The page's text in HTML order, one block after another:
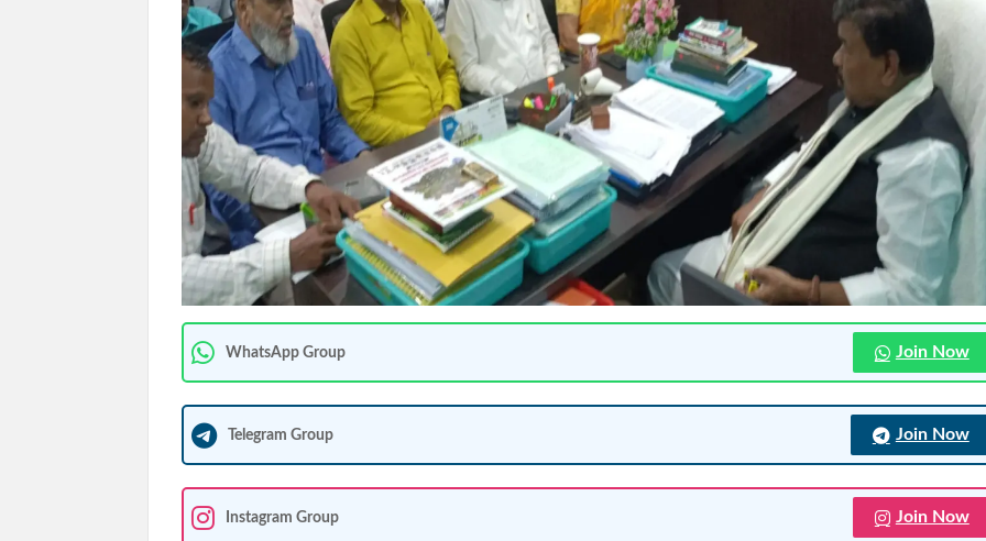
WhatsApp Group Join Now
Telegram Group Join Now
Instagram Group Join Now